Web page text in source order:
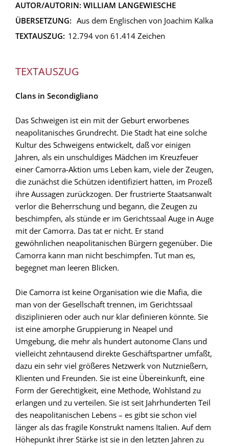
AUTOR/AUTORIN: WILLIAM LANGEWIESCHE
ÜBERSETZUNG: Aus dem Englischen von Joachim Kalka
TEXTAUSZUG: 12.794 von 61.414 Zeichen
TEXTAUSZUG
Clans in Secondigliano
Das Schweigen ist ein mit der Geburt erworbenes
neapolitanisches Grundrecht. Die Stadt hat eine solche
Kultur des Schweigens entwickelt, daß vor einigen
Jahren, als ein unschuldiges Mädchen im Kreuzfeuer
einer Camorra-Aktion ums Leben kam, viele der Zeugen,
die zunächst die Schützen identifiziert hatten, im Prozeß
ihre Aussagen zurückzogen. Der frustrierte Staatsanwalt
verlor die Beherrschung und begann, die Zeugen zu
beschimpfen, als stünde er im Gerichtssaal Auge in Auge
mit der Camorra. Das tat er nicht. Er stand
gewöhnlichen neapolitanischen Bürgern gegenüber. Die
Camorra kann man nicht beschimpfen. Tut man es,
begegnet man leeren Blicken.
Die Camorra ist keine Organisation wie die Mafia, die
man von der Gesellschaft trennen, im Gerichtssaal
disziplinieren oder auch nur klar definieren könnte. Sie
ist eine amorphe Gruppierung in Neapel und
Umgebung, die mehr als hundert autonome Clans und
vielleicht zehntausend direkte Geschäftspartner umfaßt,
dazu ein sehr viel größeres Netzwerk von Nutznießern,
Klienten und Freunden. Sie ist eine Übereinkunft, eine
Form der Gerechtigkeit, eine Methode, Wohlstand zu
erlangen und zu verteilen. Sie ist seit Jahrhunderten Teil
des neapolitanischen Lebens – es gibt sie schon viel
länger als das fragile Konstrukt namens Italien. Auf dem
Höhepunkt ihrer Stärke ist sie in den letzten Jahren zu